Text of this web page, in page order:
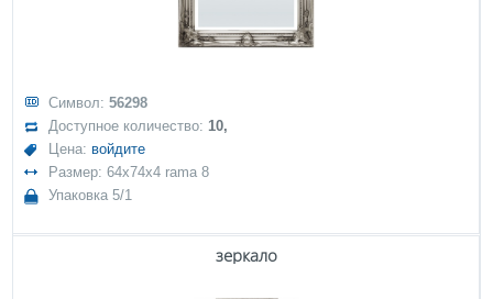
Символ:56298
Доступное количество:10,
Цена: войдите
Размер: 64x74x4 rama 8
Упаковка 5/1
зеркало